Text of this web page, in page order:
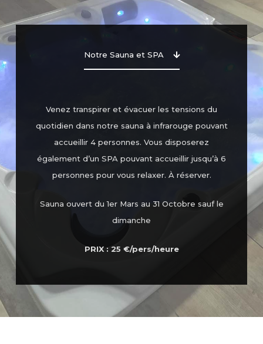
Notre Sauna et SPA
Venez transpirer et évacuer les tensions du
quotidien dans notre sauna à infrarouge pouvant
accueillir 4 personnes. Vous disposerez
également d’un SPA pouvant accueillir jusqu’à 6
personnes pour vous relaxer. À réserver.
Sauna ouvert du 1er Mars au 31 Octobre sauf le
dimanche
PRIX : 25 €/pers/heure